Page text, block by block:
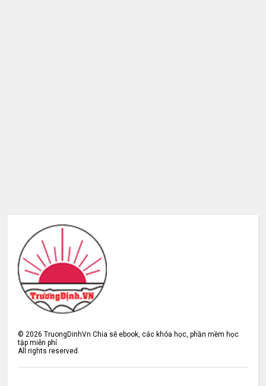
©2026 TruongDinhVn Chia sẽ ebook, các khóa học, phần mềm học
tập miễn phí
All rights reserved.